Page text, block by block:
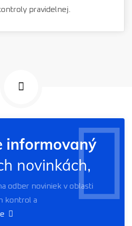
pravidelnej.
informovaný
novinkách,
odber noviniek v oblasti
kontrol a